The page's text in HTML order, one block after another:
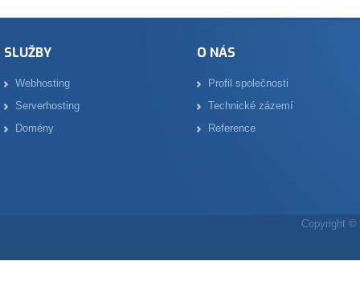
SLUŽBY
Webhosting
Serverhosting
Domény
O NÁS
Profil společnosti
Technické zázemí
Reference
Copyright ©